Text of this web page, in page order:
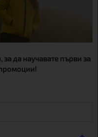
да научавате първи за
административен адрес